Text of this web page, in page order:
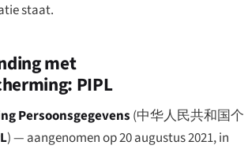
staat.
met
PIPL
Persoonsgegevens (中华人民共和国个
) — aangenomen op 20 augustus 2021, in